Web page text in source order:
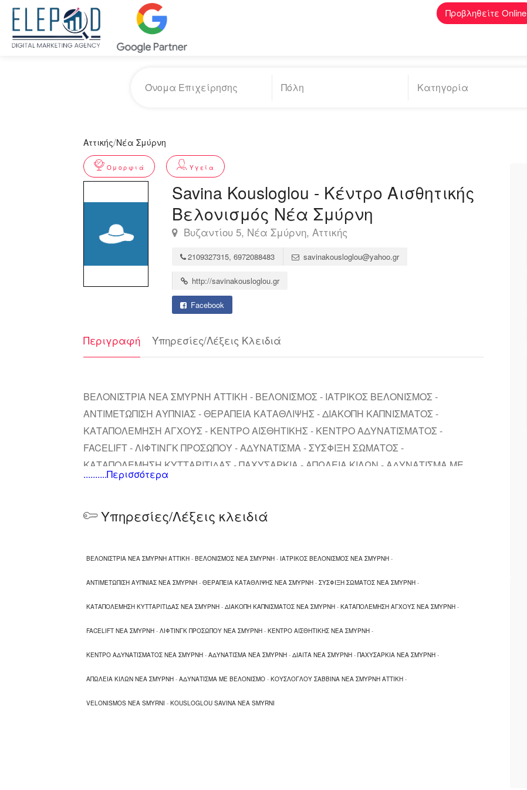
Προβληθείτε Online
Αττικής/Νέα Σμύρνη
Ομορφιά Υγεία
Savina Kousloglou - Κέντρο Αισθητικής
Βελονισμός Νέα Σμύρνη
Βυζαντίου 5, Νέα Σμύρνη, Αττικής
2109327315, 6972088483 savinakousloglou@yahoo.gr
http://savinakousloglou.gr
Facebook
Περιγραφή Υπηρεσίες/Λέξεις Κλειδιά
ΒΕΛΟΝΙΣΤΡΙΑ ΝΕΑ ΣΜΥΡΝΗ ΑΤΤΙΚΗ - ΒΕΛΟΝΙΣΜΟΣ - ΙΑΤΡΙΚΟΣ ΒΕΛΟΝΙΣΜΟΣ -
ΑΝΤΙΜΕΤΩΠΙΣΗ ΑΥΠΝΙΑΣ - ΘΕΡΑΠΕΙΑ ΚΑΤΑΘΛΙΨΗΣ - ΔΙΑΚΟΠΗ ΚΑΠΝΙΣΜΑΤΟΣ -
ΚΑΤΑΠΟΛΕΜΗΣΗ ΑΓΧΟΥΣ - ΚΕΝΤΡΟ ΑΙΣΘΗΤΙΚΗΣ - ΚΕΝΤΡΟ ΑΔΥΝΑΤΙΣΜΑΤΟΣ -
FACELIFT - ΛΙΦΤΙΝΓΚ ΠΡΟΣΩΠΟΥ - ΑΔΥΝΑΤΙΣΜΑ - ΣΥΣΦΙΞΗ ΣΩΜΑΤΟΣ -
ΚΑΤΑΠΟΛΕΜΗΣΗ ΚΥΤΤΑΡΙΤΙΔΑΣ - ΠΑΧΥΣΑΡΚΙΑ - ΑΠΩΛΕΙΑ ΚΙΛΩΝ - ΑΔΥΝΑΤΙΣΜΑ ΜΕ
ΒΕΛΟΝΙΣΜΟ
..........Περισσότερα
Υπηρεσίες/Λέξεις κλειδιά
ΒΕΛΟΝΙΣΤΡΙΑ ΝΕΑ ΣΜΥΡΝΗ ΑΤΤΙΚΗ - ΒΕΛΟΝΙΣΜΟΣ ΝΕΑ ΣΜΥΡΝΗ - ΙΑΤΡΙΚΟΣ ΒΕΛΟΝΙΣΜΟΣ ΝΕΑ ΣΜΥΡΝΗ -
ΑΝΤΙΜΕΤΩΠΙΣΗ ΑΥΠΝΙΑΣ ΝΕΑ ΣΜΥΡΝΗ - ΘΕΡΑΠΕΙΑ ΚΑΤΑΘΛΙΨΗΣ ΝΕΑ ΣΜΥΡΝΗ - ΣΥΣΦΙΞΗ ΣΩΜΑΤΟΣ ΝΕΑ ΣΜΥΡΝΗ -
ΚΑΤΑΠΟΛΕΜΗΣΗ ΚΥΤΤΑΡΙΤΙΔΑΣ ΝΕΑ ΣΜΥΡΝΗ - ΔΙΑΚΟΠΗ ΚΑΠΝΙΣΜΑΤΟΣ ΝΕΑ ΣΜΥΡΝΗ - ΚΑΤΑΠΟΛΕΜΗΣΗ ΑΓΧΟΥΣ ΝΕΑ ΣΜΥΡΝΗ -
FACELIFT ΝΕΑ ΣΜΥΡΝΗ - ΛΙΦΤΙΝΓΚ ΠΡΟΣΩΠΟΥ ΝΕΑ ΣΜΥΡΝΗ - ΚΕΝΤΡΟ ΑΙΣΘΗΤΙΚΗΣ ΝΕΑ ΣΜΥΡΝΗ -
ΚΕΝΤΡΟ ΑΔΥΝΑΤΙΣΜΑΤΟΣ ΝΕΑ ΣΜΥΡΝΗ - ΑΔΥΝΑΤΙΣΜΑ ΝΕΑ ΣΜΥΡΝΗ - ΔΙΑΙΤΑ ΝΕΑ ΣΜΥΡΝΗ - ΠΑΧΥΣΑΡΚΙΑ ΝΕΑ ΣΜΥΡΝΗ -
ΑΠΩΛΕΙΑ ΚΙΛΩΝ ΝΕΑ ΣΜΥΡΝΗ - ΑΔΥΝΑΤΙΣΜΑ ΜΕ ΒΕΛΟΝΙΣΜΟ - ΚΟΥΣΛΟΓΛΟΥ ΣΑΒΒΙΝΑ ΝΕΑ ΣΜΥΡΝΗ ΑΤΤΙΚΗ -
VELONISMOS NEA SMYRNI - KOUSLOGLOU SAVINA NEA SMYRNI